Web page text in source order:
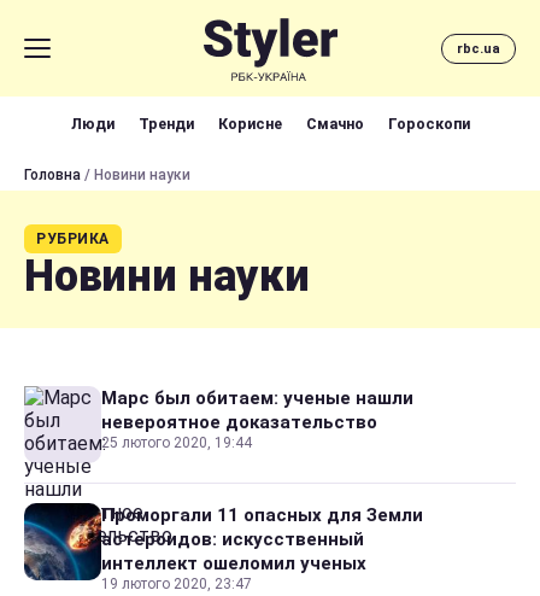
rbc.ua
Люди Тренди Корисне Смачно Гороскопи
Головна / Новини науки
РУБРИКА
Новини науки
Марс был обитаем: ученые нашли
невероятное доказательство
25 лютого 2020, 19:44
Проморгали 11 опасных для Земли
астероидов: искусственный
интеллект ошеломил ученых
19 лютого 2020, 23:47